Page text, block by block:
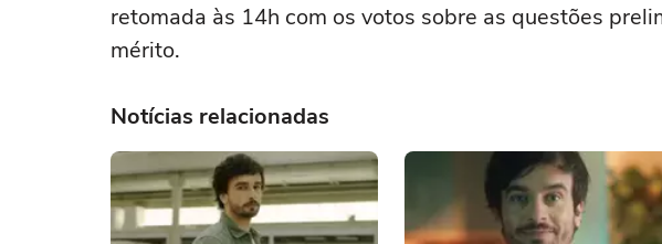
retomada às 14h com os votos sobre as questões
mérito.
Notícias relacionadas